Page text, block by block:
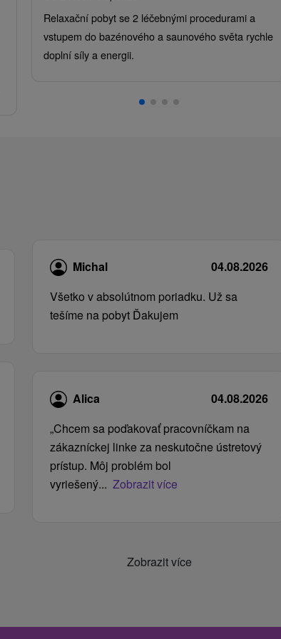
Relaxační pobyt se 2 léčebnými procedurami a
vstupem do bazénového a saunového světa rychle
doplní síly a energii.
Michal
04.08.2026
Všetko v absolútnom poriadku. Už sa
tešíme na pobyt Ďakujem
Alica
04.08.2026
„Chcem sa poďakovať pracovníčkam na
zákazníckej linke za neskutočne ústretový
prístup. Môj problém bol
vyriešený... Zobrazit více
Zobrazit více